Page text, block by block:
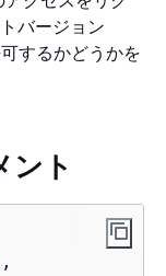
バージョン
するかどうかを
ント
,